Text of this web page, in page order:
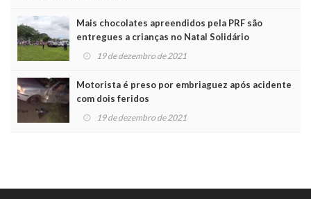
Mais chocolates apreendidos pela PRF são
entregues a crianças no Natal Solidário
19 de dezembro de 2021
Motorista é preso por embriaguez após acidente
com dois feridos
19 de dezembro de 2021